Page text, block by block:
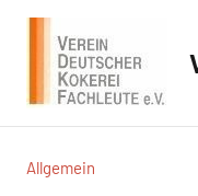
Zum
springen
Allgemein